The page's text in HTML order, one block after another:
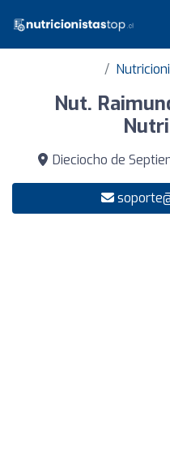
Nut.
Dieciocho de